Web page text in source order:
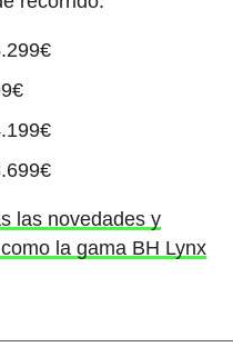
las novedades y
la gama BH Lynx